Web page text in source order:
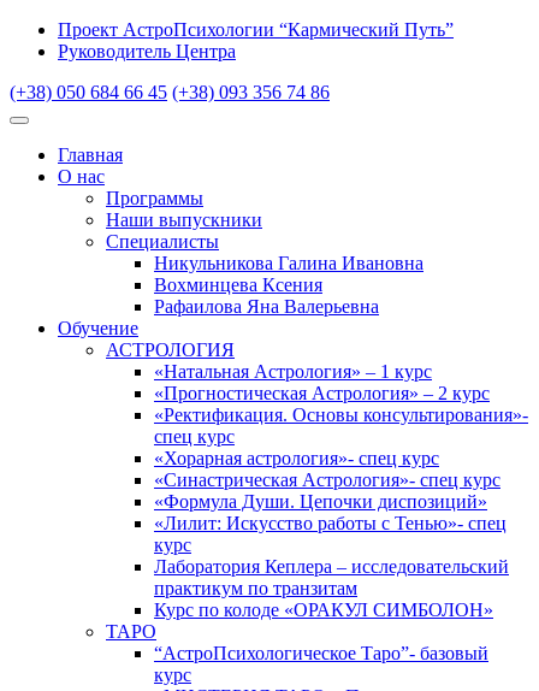
Проект АстроПсихологии “Кармический Путь”
Руководитель Центра
(+38) 050 684 66 45 (+38) 093 356 74 86
Главная
О нас
Программы
Наши выпускники
Специалисты
Никульникова Галина Ивановна
Вохминцева Ксения
Рафаилова Яна Валерьевна
Обучение
АСТРОЛОГИЯ
«Натальная Астрология» – 1 курс
«Прогностическая Астрология» – 2 курс
«Ректификация. Основы консультирования»-
спец курс
«Хорарная астрология»- спец курс
«Синастрическая Астрология»- спец курс
«Формула Души. Цепочки диспозиций»
«Лилит: Искусство работы с Тенью»- спец
курс
Лаборатория Кеплера – исследовательский
практикум по транзитам
Курс по колоде «ОРАКУЛ СИМБОЛОН»
ТАРО
“АстроПсихологическое Таро”- базовый
курс